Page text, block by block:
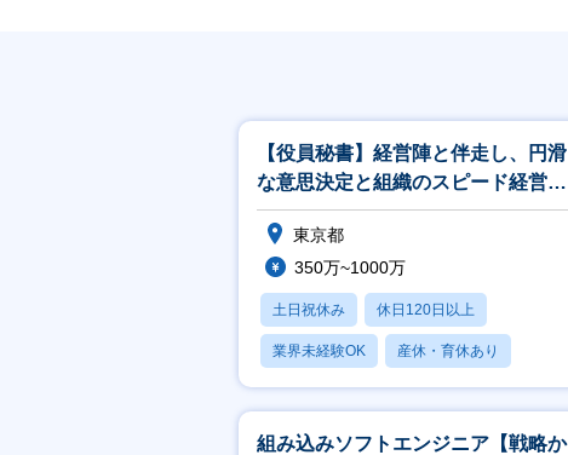
【役員秘書】経営陣と伴走し、円滑
な意思決定と組織のスピード経営を
支えるプロフェッショナル
東京都
350万~1000万
土日祝休み 休日120日以上
業界未経験OK 産休・育休あり
賞与あり
組み込みソフトエンジニア【戦略か